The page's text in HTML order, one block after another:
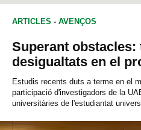
ARTICLES - AVENÇOS
Superant
desigualtats en el
Estudis recents duts a terme en el
participació d'investigadors de la
universitàries de l'estudiantat